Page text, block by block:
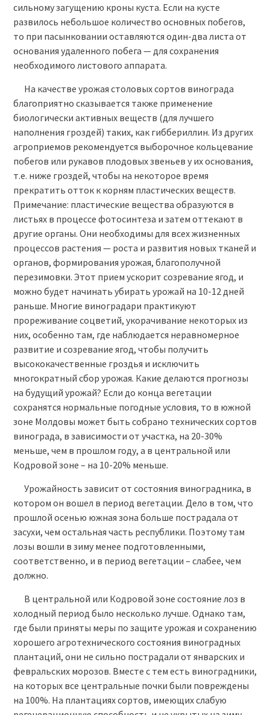
сильному загущению кроны куста. Если на кусте
развилось небольшое количество основных побегов,
то при пасынковании оставляются один-два листа от
основания удаленного побега — для сохранения
необходимого листового аппарата.
На качестве урожая столовых сортов винограда
благоприятно сказывается также применение
биологически активных веществ (для лучшего
наполнения гроздей) таких, как гиббериллин. Из других
агроприемов рекомендуется выборочное кольцевание
побегов или рукавов плодовых звеньев у их основания,
т.е. ниже гроздей, чтобы на некоторое время
прекратить отток к корням пластических веществ.
Примечание: пластические вещества образуются в
листьях в процессе фотосинтеза и затем оттекают в
другие органы. Они необходимы для всех жизненных
процессов растения — роста и развития новых тканей и
органов, формирования урожая, благополучной
перезимовки. Этот прием ускорит созревание ягод, и
можно будет начинать убирать урожай на 10-12 дней
раньше. Многие виноградари практикуют
прореживание соцветий, укорачивание некоторых из
них, особенно там, где наблюдается неравномерное
развитие и созревание ягод, чтобы получить
высококачественные гроздья и исключить
многократный сбор урожая. Какие делаются прогнозы
на будущий урожай? Если до конца вегетации
сохранятся нормальные погодные условия, то в южной
зоне Молдовы может быть собрано технических сортов
винограда, в зависимости от участка, на 20-30%
меньше, чем в прошлом году, а в центральной или
Кодровой зоне – на 10-20% меньше.
Урожайность зависит от состояния виноградника, в
котором он вошел в период вегетации. Дело в том, что
прошлой осенью южная зона больше пострадала от
засухи, чем остальная часть республики. Поэтому там
лозы вошли в зиму менее подготовленными,
соответственно, и в период вегетации – слабее, чем
должно.
В центральной или Кодровой зоне состояние лоз в
холодный период было несколько лучше. Однако там,
где были приняты меры по защите урожая и сохранению
хорошего агротехнического состояния виноградных
плантаций, они не сильно пострадали от январских и
февральских морозов. Вместе с тем есть виноградники,
на которых все центральные почки были повреждены
на 100%. На плантациях сортов, имеющих слабую